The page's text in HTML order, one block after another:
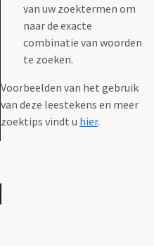
van uw zoektermen om
naar de exacte
combinatie van woorden
te zoeken.
Voorbeelden van het gebruik
van deze leestekens en meer
zoektips vindt u hier.